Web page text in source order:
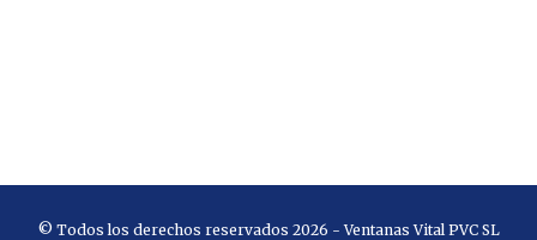
© Todos los derechos reservados 2026 - Ventanas Vital PVC SL